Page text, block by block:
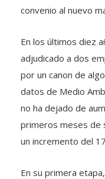
convenio al nuevo
En los últimos diez
adjudicado a dos
por un canon de
datos de Medio
no ha dejado de
primeros meses de
un incremento del
En su primera